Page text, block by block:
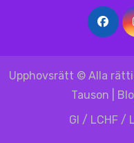
Upphovsrätt © Alla
Tauson
GI / LCHF /